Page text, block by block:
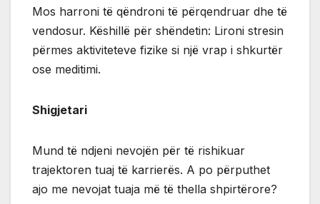
Mos harroni të qëndroni të përqendruar dhe të
vendosur. Këshillë për shëndetin: Lironi stresin
përmes aktiviteteve fizike si një vrap i shkurtër
ose meditimi.
Shigjetari
Mund të ndjeni nevojën për të rishikuar
trajektoren tuaj të karrierës. A po përputhet
ajo me nevojat tuaja më të thella shpirtërore?